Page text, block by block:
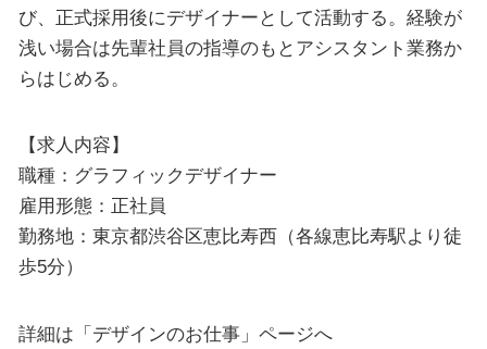
び、正式採用後にデザイナーとして活動する。経験が
浅い場合は先輩社員の指導のもとアシスタント業務か
らはじめる。
【求人内容】
職種：グラフィックデザイナー
雇用形態：正社員
勤務地：東京都渋谷区恵比寿西（各線恵比寿駅より徒
歩5分）
詳細は「デザインのお仕事」ページへ